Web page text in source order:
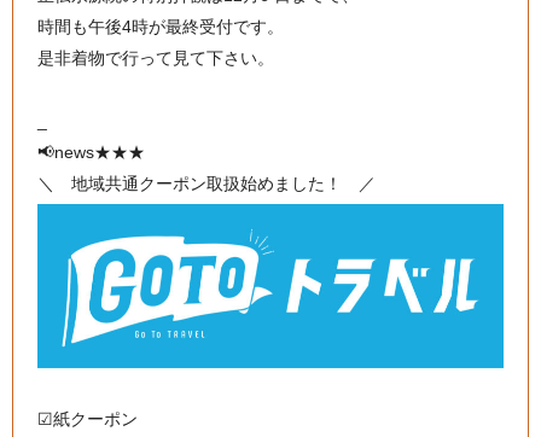
時間も午後4時が最終受付です。
是非着物で行って見て下さい。
📢news★★★
＼ 地域共通クーポン取扱始めました！ ／
☑︎紙クーポン